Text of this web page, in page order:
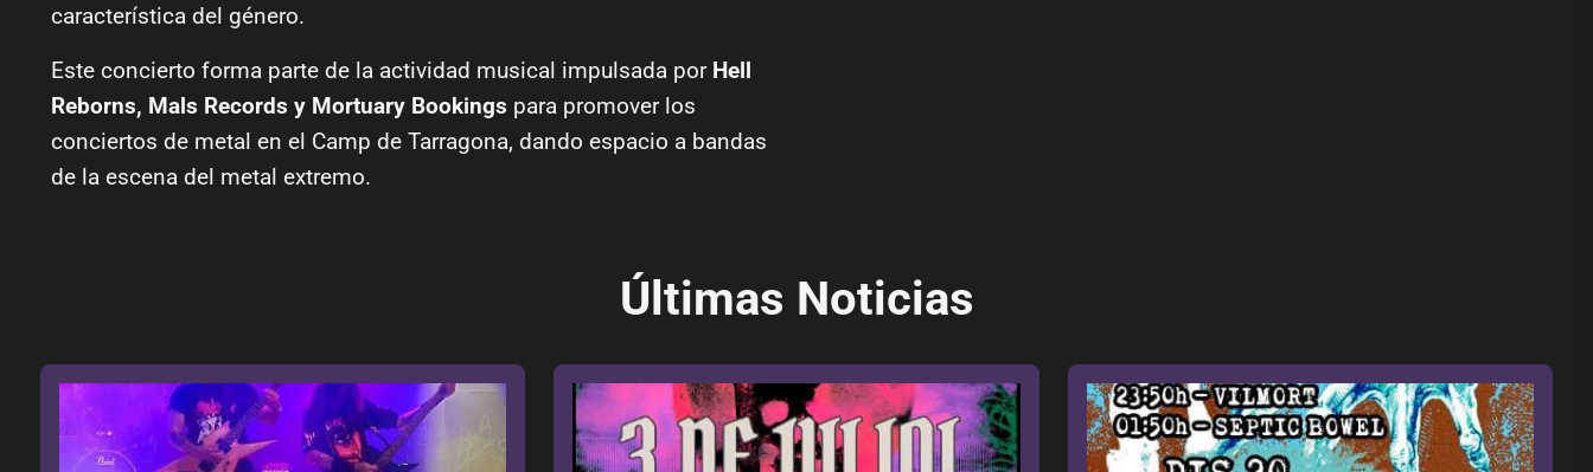
característica del género.
Este concierto forma parte de la actividad musical impulsada por Hell
Reborns, Mals Records y Mortuary Bookings para promover los
conciertos de metal en el Camp de Tarragona, dando espacio a bandas
de la escena del metal extremo.
Últimas Noticias